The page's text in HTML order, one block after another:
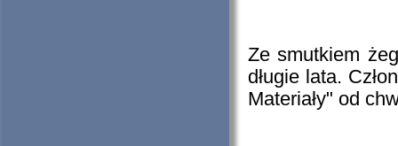
Ze smutkiem
długie lata.
Materiały" od